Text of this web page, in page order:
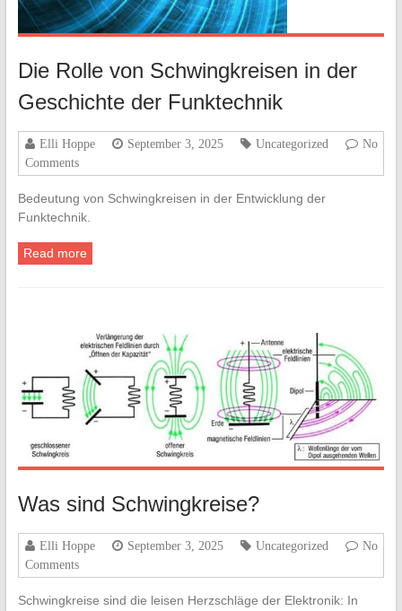
Die Rolle von Schwingkreisen in der
Geschichte der Funktechnik
Elli Hoppe September 3, 2025 Uncategorized
No
Comments
Bedeutung von Schwingkreisen in der Entwicklung der
Funktechnik.
Read more
Was sind Schwingkreise?
Elli Hoppe September 3, 2025 Uncategorized
No
Comments
Schwingkreise sind die leisen Herzschläge der Elektronik: In